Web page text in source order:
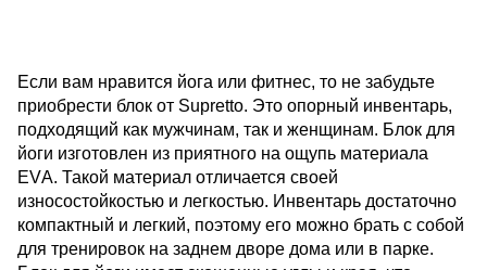
Если вам нравится йога или фитнес, то не забудьте
приобрести блок от Supretto. Это опорный инвентарь,
подходящий как мужчинам, так и женщинам. Блок для
йоги изготовлен из приятного на ощупь материала
EVА. Такой материал отличается своей
износостойкостью и легкостью. Инвентарь достаточно
компактный и легкий, поэтому его можно брать с собой
для тренировок на заднем дворе дома или в парке.